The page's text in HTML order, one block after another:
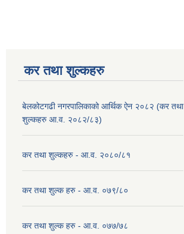
कर तथा शुल्कहरु
बेलकोटगढी नगरपालिकाको आर्थिक ऐन २०८२ (कर तथा
शुल्कहरु आ.व. २०८२/८३)
कर तथा शुल्कहरु - आ.व. २०८०/८१
कर तथा शुल्क हरु - आ.व. ०७९/८०
कर तथा शुल्क हरु - आ.व. ०७७/७८